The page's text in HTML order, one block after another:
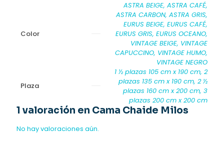
Color
ASTRA BEIGE, ASTRA CAFÉ,
ASTRA CARBON, ASTRA GRIS,
EURUS BEIGE, EURUS CAFÉ,
EURUS GRIS, EURUS OCEANO,
VINTAGE BEIGE, VINTAGE
CAPUCCINO, VINTAGE HUMO,
VINTAGE NEGRO
Plaza
1 ½ plazas 105 cm x 190 cm, 2
plazas 135 cm x 190 cm, 2 ½
plazas 160 cm x 200 cm, 3
plazas 200 cm x 200 cm
1 valoración en Cama Chaide Milos
No hay valoraciones aún.